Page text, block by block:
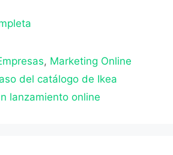
, Marketing Online
del catálogo de Ikea
lanzamiento online